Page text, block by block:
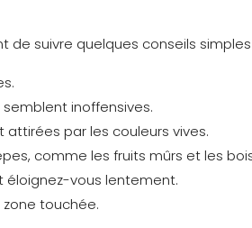
de suivre quelques conseils simples
inoffensives.
par les couleurs vives.
comme les fruits mûrs et les
éloignez-vous lentement.
touchée.